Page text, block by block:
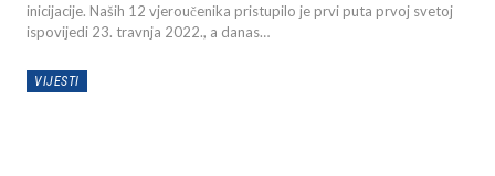
inicijacije. Naših 12 vjeroučenika pristupilo je prvi puta prvoj svetoj
ispovijedi 23. travnja 2022., a danas…
VIJESTI